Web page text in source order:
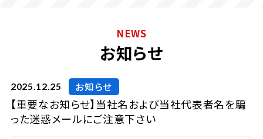
NEWS
お知らせ
2025.12.25 お知らせ
【重要なお知らせ】当社名および当社代表者名を騙
った迷惑メールにご注意下さい